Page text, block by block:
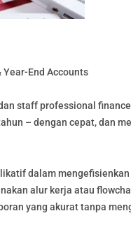
End Accounts
staff professional
– dengan cepat, dan
dalam
alur kerja atau
yang akurat tanpa